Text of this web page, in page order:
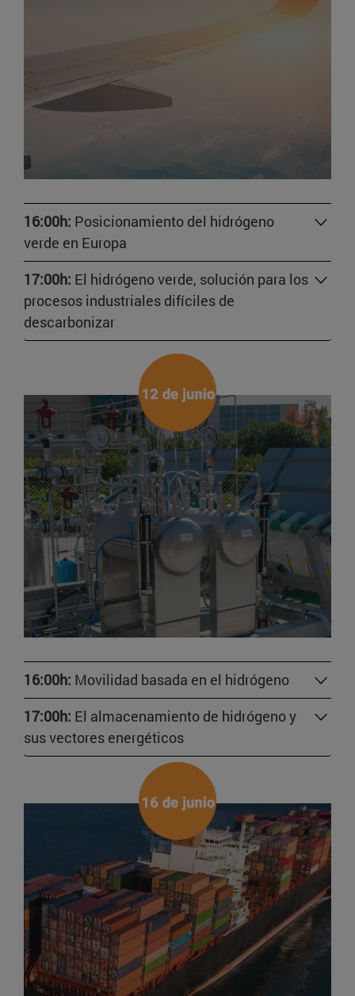
16:00h: Posicionamiento del hidrógeno
verde en Europa
17:00h: El hidrógeno verde, solución para los
procesos industriales difíciles de
descarbonizar
16:00h: Movilidad basada en el hidrógeno
17:00h: El almacenamiento de hidrógeno y
sus vectores energéticos